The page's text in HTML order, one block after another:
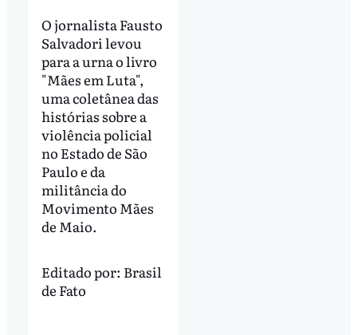
O jornalista Fausto
Salvadori levou
para a urna o livro
"Mães em Luta",
uma coletânea das
histórias sobre a
violência policial
no Estado de São
Paulo e da
militância do
Movimento Mães
de Maio.
Editado por: Brasil
de Fato